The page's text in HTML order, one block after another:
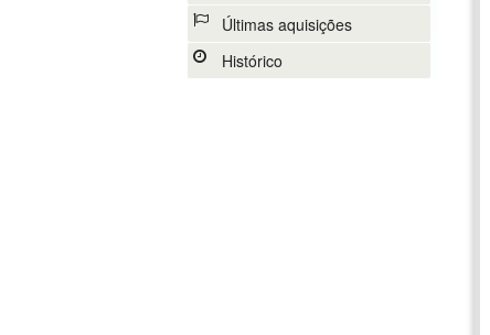
Últimas aquisições
Histórico